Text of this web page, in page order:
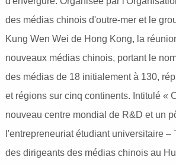
des médias chinois d'outre-mer et le
Kung Wen Wei de Hong Kong, la
nouveaux médias chinois, portant le
des médias de 18 initialement à 130,
et régions sur cinq continents. Intitulé «
nouveau centre mondial de R&D et un
l'entrepreneuriat étudiant universitaire –
des dirigeants des médias chinois au